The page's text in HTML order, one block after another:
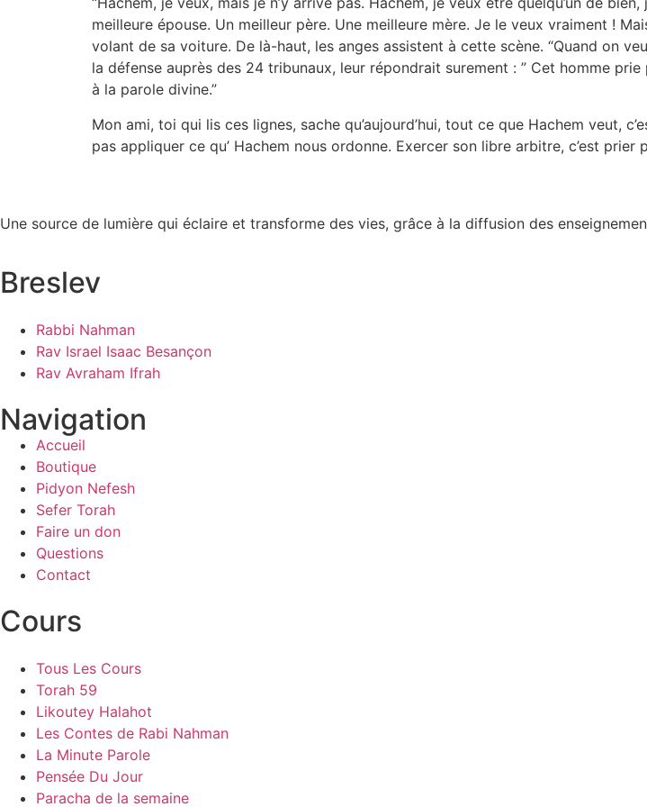
meilleure épouse. Un meilleur père. Une meilleure mère. Je le veux vraiment !
volant de sa voiture. De là-haut, les anges assistent à cette scène. “Quand on
la défense auprès des 24 tribunaux, leur répondrait surement : ” Cet homme prie
à la parole divine.”
Mon ami, toi qui lis ces lignes, sache qu’aujourd’hui, tout ce que Hachem veut,
pas appliquer ce qu’ Hachem nous ordonne. Exercer son libre arbitre, c’est
Une source de lumière qui éclaire et transforme des vies, grâce à la diffusion des
Breslev
Rabbi Nahman
Rav Israel Isaac Besançon
Rav Avraham Ifrah
Navigation
Accueil
Boutique
Pidyon Nefesh
Sefer Torah
Faire un don
Questions
Contact
Cours
Tous Les Cours
Torah 59
Likoutey Halahot
Les Contes de Rabi Nahman
La Minute Parole
Pensée Du Jour
Paracha de la semaine